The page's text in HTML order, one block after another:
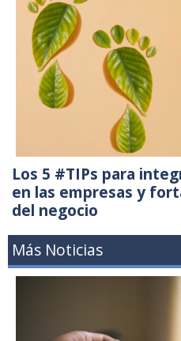
Los 5 #TIPs para
en las empresas y
del negocio
Más Noticias